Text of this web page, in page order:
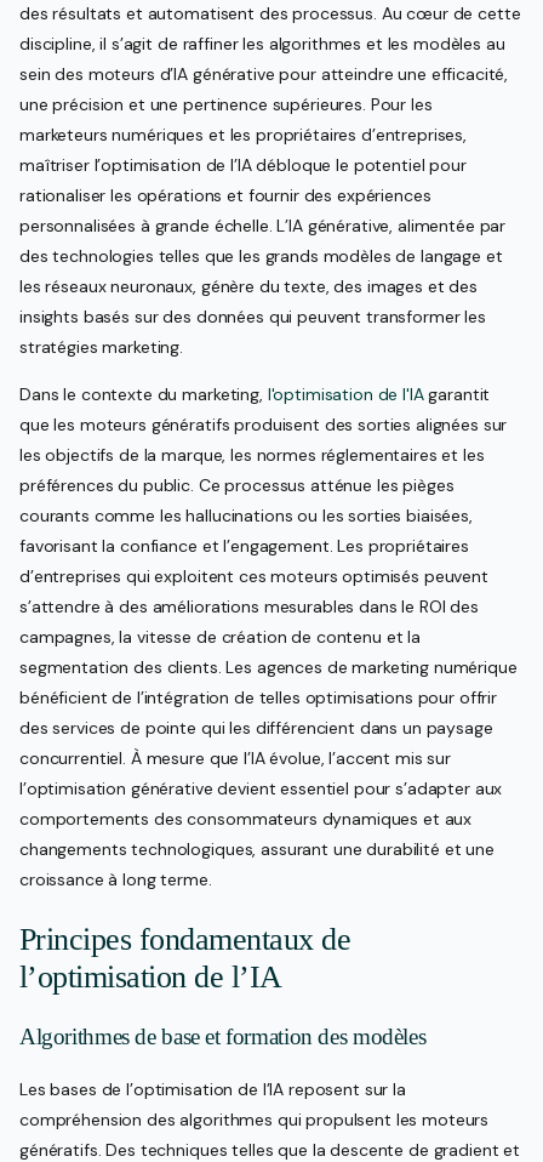
des résultats et automatisent des processus. Au cœur de cette
discipline, il s’agit de raffiner les algorithmes et les modèles au
sein des moteurs d’IA générative pour atteindre une efficacité,
une précision et une pertinence supérieures. Pour les
marketeurs numériques et les propriétaires d’entreprises,
maîtriser l’optimisation de l’IA débloque le potentiel pour
rationaliser les opérations et fournir des expériences
personnalisées à grande échelle. L’IA générative, alimentée par
des technologies telles que les grands modèles de langage et
les réseaux neuronaux, génère du texte, des images et des
insights basés sur des données qui peuvent transformer les
stratégies marketing.
Dans le contexte du marketing, l'optimisation de l'IAgarantit
que les moteurs génératifs produisent des sorties alignées sur
les objectifs de la marque, les normes réglementaires et les
préférences du public. Ce processus atténue les pièges
courants comme les hallucinations ou les sorties biaisées,
favorisant la confiance et l’engagement. Les propriétaires
d’entreprises qui exploitent ces moteurs optimisés peuvent
s’attendre à des améliorations mesurables dans le ROI des
campagnes, la vitesse de création de contenu et la
segmentation des clients. Les agences de marketing numérique
bénéficient de l’intégration de telles optimisations pour offrir
des services de pointe qui les différencient dans un paysage
concurrentiel. À mesure que l’IA évolue, l’accent mis sur
l’optimisation générative devient essentiel pour s’adapter aux
comportements des consommateurs dynamiques et aux
changements technologiques, assurant une durabilité et une
croissance à long terme.
Principes fondamentaux de
l’optimisation de l’IA
Algorithmes de base et formation des modèles
Les bases de l’optimisation de l’IA reposent sur la
compréhension des algorithmes qui propulsent les moteurs
génératifs. Des techniques telles que la descente de gradient et